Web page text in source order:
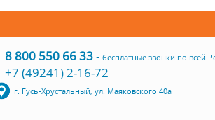
8 800 550 66 33- бесплатные звонки по всей
+7 (49241) 2-16-72
г. Гусь-Хрустальный, ул. Маяковского 40а